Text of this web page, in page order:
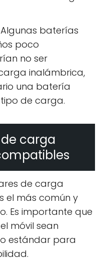
baterías
poco
no ser
inalámbrica,
una batería
de carga.
carga
de carga
el más común y
Es importante que
móvil sean
estándar para